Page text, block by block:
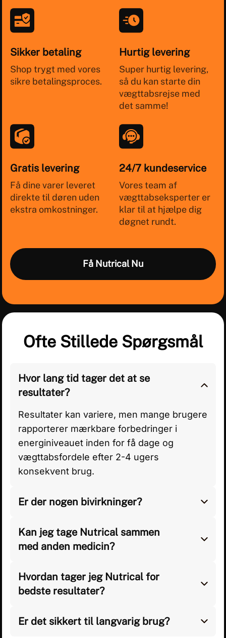
Sikker betaling
Shop trygt med vores
sikre betalingsproces.
Hurtig levering
Super hurtig levering,
så du kan starte din
vægttabsrejse med
det samme!
Gratis levering
Få dine varer leveret
direkte til døren uden
ekstra omkostninger.
24/7 kundeservice
Vores team af
vægttabseksperter er
klar til at hjælpe dig
døgnet rundt.
Få Nutrical Nu
Ofte Stillede Spørgsmål
Hvor lang tid tager det at se
resultater?
Resultater kan variere, men mange brugere
rapporterer mærkbare forbedringer i
energiniveauet inden for få dage og
vægttabsfordele efter 2-4 ugers
konsekvent brug.
Er der nogen bivirkninger?
og de fleste brugere oplever ingen
bivirkninger. Dog kan nogle personer
følsomhed over for visse ingredienser.
Kan jeg tage Nutrical sammen
med anden medicin?
før du starter på kosttilskud, især hvis du
tager medicin eller har en eksisterende
Hvordan tager jeg Nutrical for
bedste resultater?
med et måltid for at opnå optimale fordele,
Er det sikkert til langvarig brug?